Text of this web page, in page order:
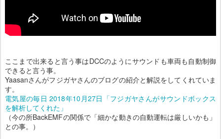
ここまで出来ると言う事はDCCのようにサウンドも車両も自動制御
できると言う事。
Yaasanさんがフジガヤさんのブログの紹介と解説をしてくれていま
す。
電気屋の毎日 2018年10月27日「フジガヤさんがサウンドボックス
を解析してくれた」
（今の所BackEMFの関係で「細かな動きの自動運転は厳しいかも」
との事。）